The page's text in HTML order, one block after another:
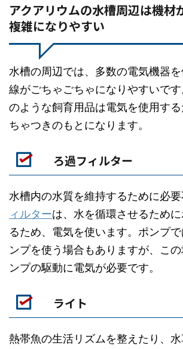
アクアリウムの水槽周辺は機材
複雑になりやすい
水槽の周辺では、多数の電気機器
線がごちゃごちゃになりやすいで
のような飼育用品は電気を使用す
ちゃつきのもとになります。
ろ過フィルター
水槽内の水質を維持するために必
ィルターは、水を循環させるため
るため、電気を使います。ポンプ
ンプを使う場合もありますが、こ
ンプの駆動に電気が必要です。
ライト
熱帯魚の生活リズムを整えたり、